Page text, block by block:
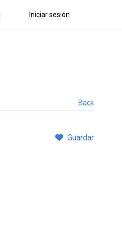
Iniciar sesión
Back
Guardar